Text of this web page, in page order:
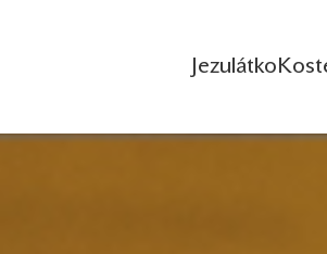
Jezulátko